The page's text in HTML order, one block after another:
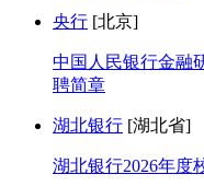
央行 [北京]
中国人民银行金融
聘简章
湖北银行 [湖北省]
湖北银行2026年度